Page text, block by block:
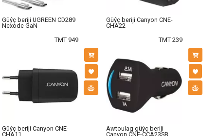
Güýç beriji UGREEN CD289
Nexode GaN
TMT 949
Güýç beriji Canyon CNE-
CHA22
TMT 239
Güýç beriji Canyon CNE-
CHA11
Awtoulag güýç beriji
Canyon CNE-CCA23SB